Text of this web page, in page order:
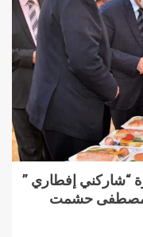
“شاركني إفطاري ”
مصطفى حشمت